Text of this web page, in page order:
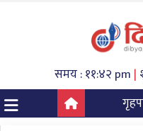
समय : ११:४२ pm |